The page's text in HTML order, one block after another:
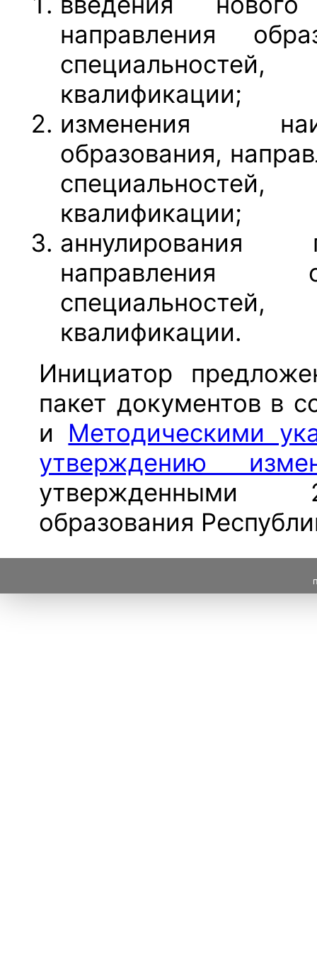
направления
квалификации;
изменения
образования,
квалификации;
аннулирования
направления
квалификации.
Инициатор
пакет документов в
и Методическими
утверждению
утвержденными
образования